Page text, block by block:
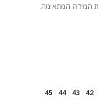
המידה המתאימה.
42
43
44
45